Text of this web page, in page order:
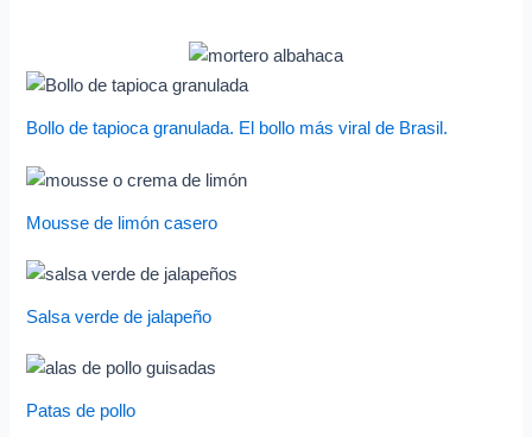
Bollo de tapioca granulada. El bollo más viral de Brasil.
Mousse de limón casero
Salsa verde de jalapeño
Patas de pollo